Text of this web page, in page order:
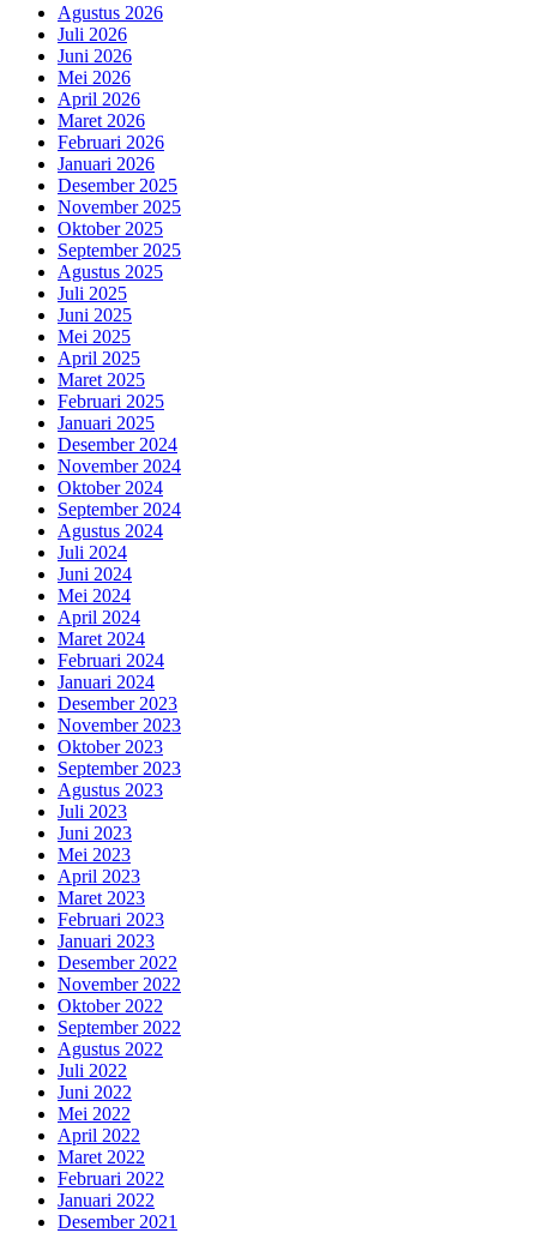
Agustus 2026
Juli 2026
Juni 2026
Mei 2026
April 2026
Maret 2026
Februari 2026
Januari 2026
Desember 2025
November 2025
Oktober 2025
September 2025
Agustus 2025
Juli 2025
Juni 2025
Mei 2025
April 2025
Maret 2025
Februari 2025
Januari 2025
Desember 2024
November 2024
Oktober 2024
September 2024
Agustus 2024
Juli 2024
Juni 2024
Mei 2024
April 2024
Maret 2024
Februari 2024
Januari 2024
Desember 2023
November 2023
Oktober 2023
September 2023
Agustus 2023
Juli 2023
Juni 2023
Mei 2023
April 2023
Maret 2023
Februari 2023
Januari 2023
Desember 2022
November 2022
Oktober 2022
September 2022
Agustus 2022
Juli 2022
Juni 2022
Mei 2022
April 2022
Maret 2022
Februari 2022
Januari 2022
Desember 2021